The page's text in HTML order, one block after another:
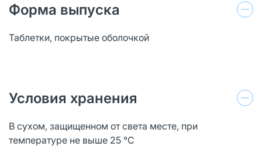
Форма выпуска
Таблетки, покрытые оболочкой
Условия хранения
В сухом, защищенном от света месте, при
температуре не выше 25 °C